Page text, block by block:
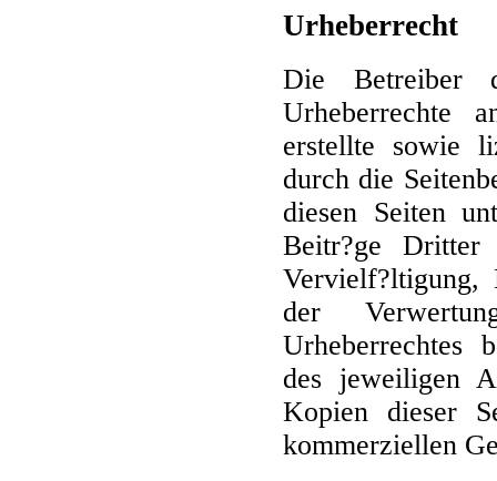
Urheberrecht
Die Betreiber
Urheberrechte
erstellte sowie
durch die
diesen Seiten
Beitr?ge Dritter
Vervielf?ltigung,
der
Urheberrechtes
des jeweiligen
Kopien dieser
kommerziellen